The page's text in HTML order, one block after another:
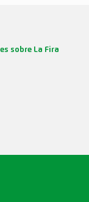
sobre La Fira